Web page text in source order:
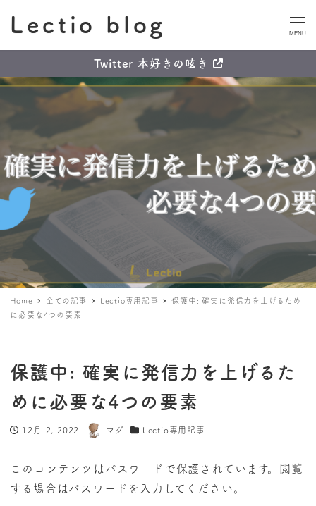
Lectio blog MENU
Twitter 本好きの呟き
Home 全ての記事 Lectio専用記事
保護中: 確実に発信力を上げるため
に必要な4つの要素
保護中: 確実に発信力を上げるた
めに必要な4つの要素
投稿日
12月 2, 2022
著
マグ
カテゴリー
Lectio専用記事
このコンテンツはパスワードで保護されています。閲覧
する場合はパスワードを入力してください。